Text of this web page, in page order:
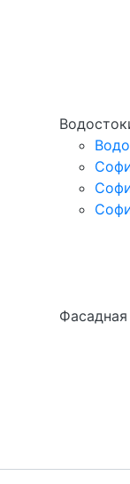
Фасадная